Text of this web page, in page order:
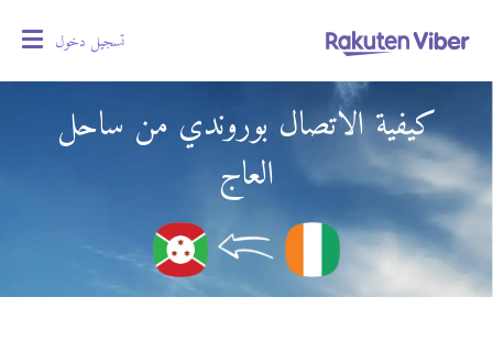
تسجيل دخول
كيفية الاتصال بوروندي من ساحل
العاج